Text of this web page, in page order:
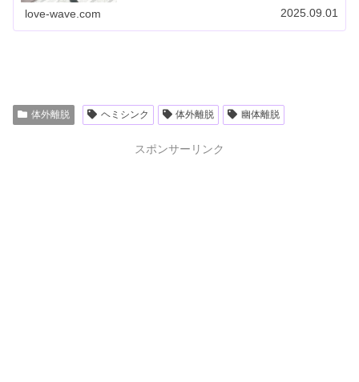
す。ちょっと信じられないような本当のお話し。
love-wave.com 2025.09.01
体外離脱 ヘミシンク 体外離脱 幽体離脱
スポンサーリンク